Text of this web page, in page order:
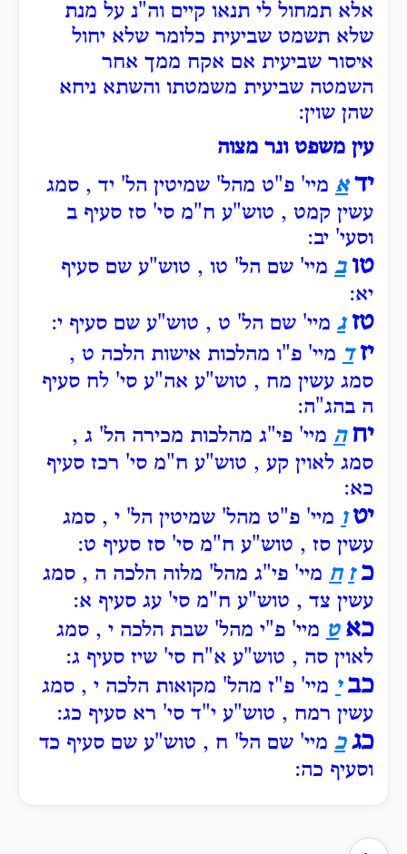
אלא תמחול לי תנאו קיים וה"נ על מנת
שלא תשמט שביעית כלומר שלא יחול
איסור שביעית אם אקח ממך אחר
השמטה שביעית משמטתו והשתא ניחא
שהן שוין:
עין משפט ונר מצוה
יד א מיי' פ"ט מהל' שמיטין הל' יד , סמג
עשין קמט , טוש"ע ח"מ סי' סז סעיף ב
וסעי' יב:
טו ב מיי' שם הל' טו , טוש"ע שם סעיף
יא:
טז ג מיי' שם הל' ט , טוש"ע שם סעיף י:
יז ד מיי' פ"ו מהלכות אישות הלכה ט ,
סמג עשין מח , טוש"ע אה"ע סי' לח סעיף
ה בהג"ה:
יח ה מיי' פי"ג מהלכות מכירה הל' ג ,
סמג לאוין קע , טוש"ע ח"מ סי' רכז סעיף
כא:
יט ו מיי' פ"ט מהל' שמיטין הל' י , סמג
עשין סז , טוש"ע ח"מ סי' סז סעיף ט:
כ ז ח מיי' פי"ג מהל' מלוה הלכה ה , סמג
עשין צד , טוש"ע ח"מ סי' עג סעיף א:
כא ט מיי' פ"י מהל' שבת הלכה י , סמג
לאוין סה , טוש"ע א"ח סי' שיז סעיף ג:
כב י מיי' פ"ז מהל' מקואות הלכה י , סמג
עשין רמח , טוש"ע י"ד סי' רא סעיף כג:
כג כ מיי' שם הל' ח , טוש"ע שם סעיף כד
וסעיף כה: